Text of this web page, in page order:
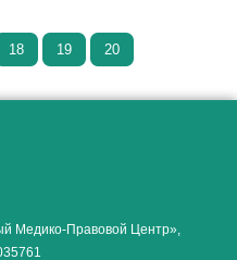
18 19 20
Медико-Правовой Центр»,